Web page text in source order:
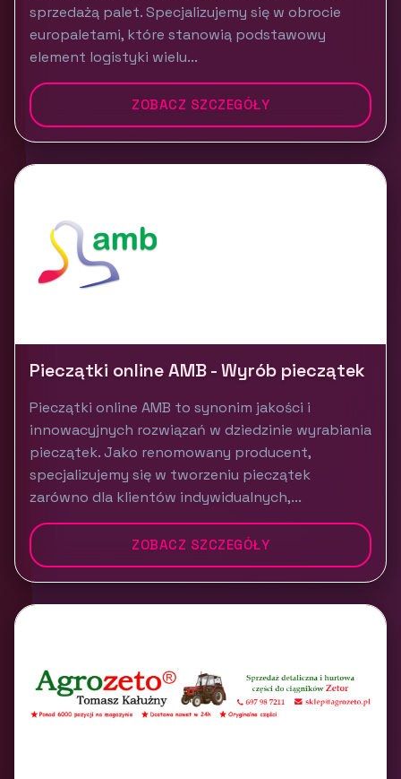
sprzedażą palet. Specjalizujemy się w obrocie
europaletami, które stanowią podstawowy
element logistyki wielu...
ZOBACZ SZCZEGÓŁY
Pieczątki online AMB - Wyrób pieczątek
Pieczątki online AMB to synonim jakości i
innowacyjnych rozwiązań w dziedzinie wyrabiania
pieczątek. Jako renomowany producent,
specjalizujemy się w tworzeniu pieczątek
zarówno dla klientów indywidualnych,...
ZOBACZ SZCZEGÓŁY